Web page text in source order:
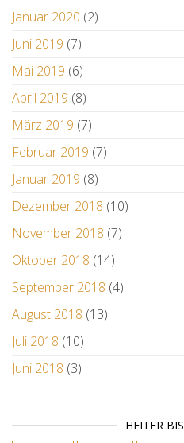
Januar 2020 (2)
Juni 2019 (7)
Mai 2019 (6)
April 2019 (8)
März 2019 (7)
Februar 2019 (7)
Januar 2019 (8)
Dezember 2018 (10)
November 2018 (7)
Oktober 2018 (14)
September 2018 (4)
August 2018 (13)
Juli 2018 (10)
Juni 2018 (3)
HEITER